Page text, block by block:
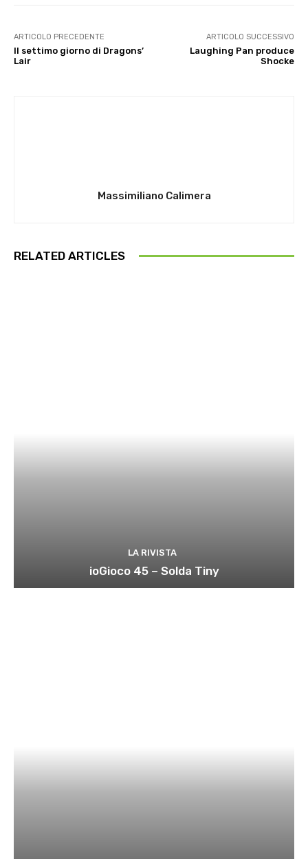
ARTICOLO PRECEDENTE
Il settimo giorno di Dragons’
Lair
ARTICOLO SUCCESSIVO
Laughing Pan produce
Shocke
Massimiliano Calimera
RELATED ARTICLES
LA RIVISTA
ioGioco 45 – Solda Tiny